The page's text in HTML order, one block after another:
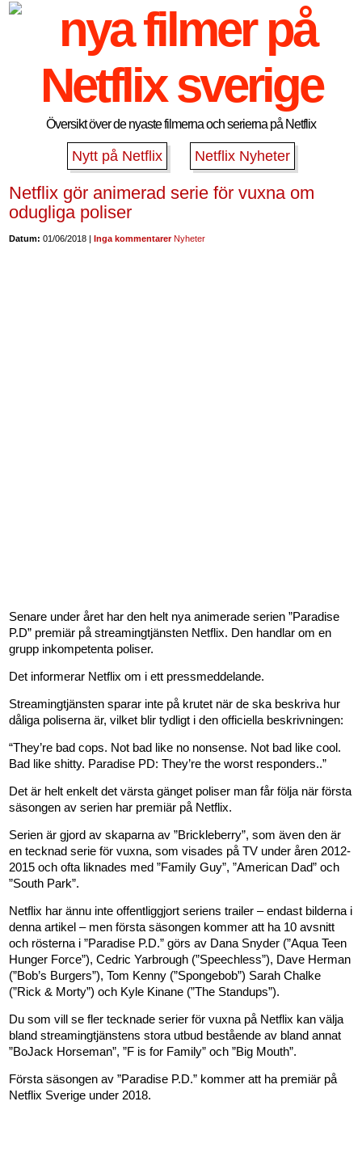
Översikt över de nyaste filmerna och serierna på Netflix
Nytt på Netflix Netflix Nyheter
Netflix gör animerad serie för vuxna om
odugliga poliser
Datum: 01/06/2018 |Inga kommentarer Nyheter
Senare under året har den helt nya animerade serien ”Paradise
P.D” premiär på streamingtjänsten Netflix. Den handlar om en
grupp inkompetenta poliser.
Det informerar Netflix om i ett pressmeddelande.
Streamingtjänsten sparar inte på krutet när de ska beskriva hur
dåliga poliserna är, vilket blir tydligt i den officiella beskrivningen:
“They’re bad cops. Not bad like no nonsense. Not bad like cool.
Bad like shitty. Paradise PD: They’re the worst responders..”
Det är helt enkelt det värsta gänget poliser man får följa när första
säsongen av serien har premiär på Netflix.
Serien är gjord av skaparna av ”Brickleberry”, som även den är
en tecknad serie för vuxna, som visades på TV under åren 2012-
2015 och ofta liknades med ”Family Guy”, ”American Dad” och
”South Park”.
Netflix har ännu inte offentliggjort seriens trailer – endast bilderna i
denna artikel – men första säsongen kommer att ha 10 avsnitt
och rösterna i ”Paradise P.D.” görs av Dana Snyder (”Aqua Teen
Hunger Force”), Cedric Yarbrough (”Speechless”), Dave Herman
(”Bob’s Burgers”), Tom Kenny (”Spongebob”) Sarah Chalke
(”Rick & Morty”) och Kyle Kinane (”The Standups”).
Du som vill se fler tecknade serier för vuxna på Netflix kan välja
bland streamingtjänstens stora utbud bestående av bland annat
”BoJack Horseman”, ”F is for Family” och ”Big Mouth”.
Första säsongen av ”Paradise P.D.” kommer att ha premiär på
Netflix Sverige under 2018.